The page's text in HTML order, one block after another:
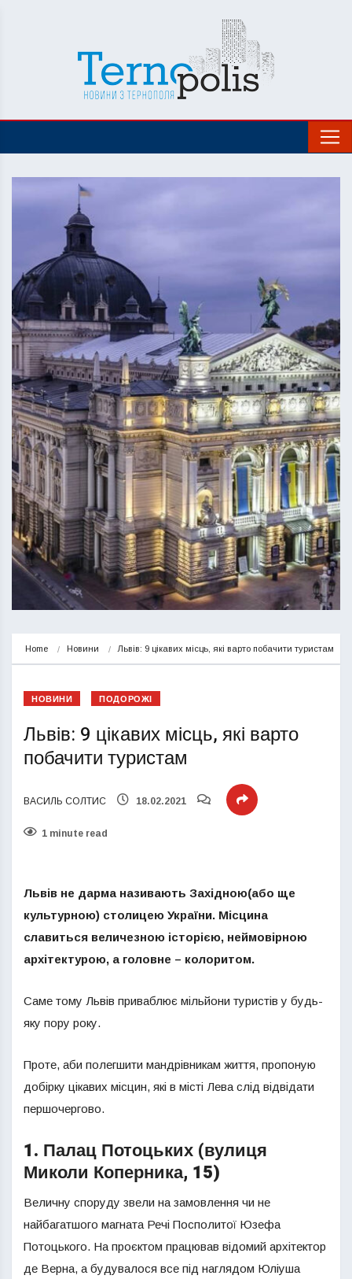
Home Новини Львів: 9 цікавих місць, які варто побачити туристам
НОВИНИ ПОДОРОЖІ
Львів: 9 цікавих місць, які варто
побачити туристам
ВАСИЛЬ СОЛТИС 18.02.2021
1 minute read
Львів не дарма називають Західною(або ще
культурною) столицею України. Місцина
славиться величезною історією, неймовірною
архітектурою, а головне – колоритом.
Саме тому Львів приваблює мільйони туристів у будь-
яку пору року.
Проте, аби полегшити мандрівникам життя, пропоную
добірку цікавих місцин, які в місті Лева слід відвідати
першочергово.
1. Палац Потоцьких (вулиця
Миколи Коперника, 15)
Величну споруду звели на замовлення чи не
найбагатшого магната Речі Посполитої Юзефа
Потоцького. На проєктом працював відомий архітектор
де Верна, а будувалося все під наглядом Юліуша